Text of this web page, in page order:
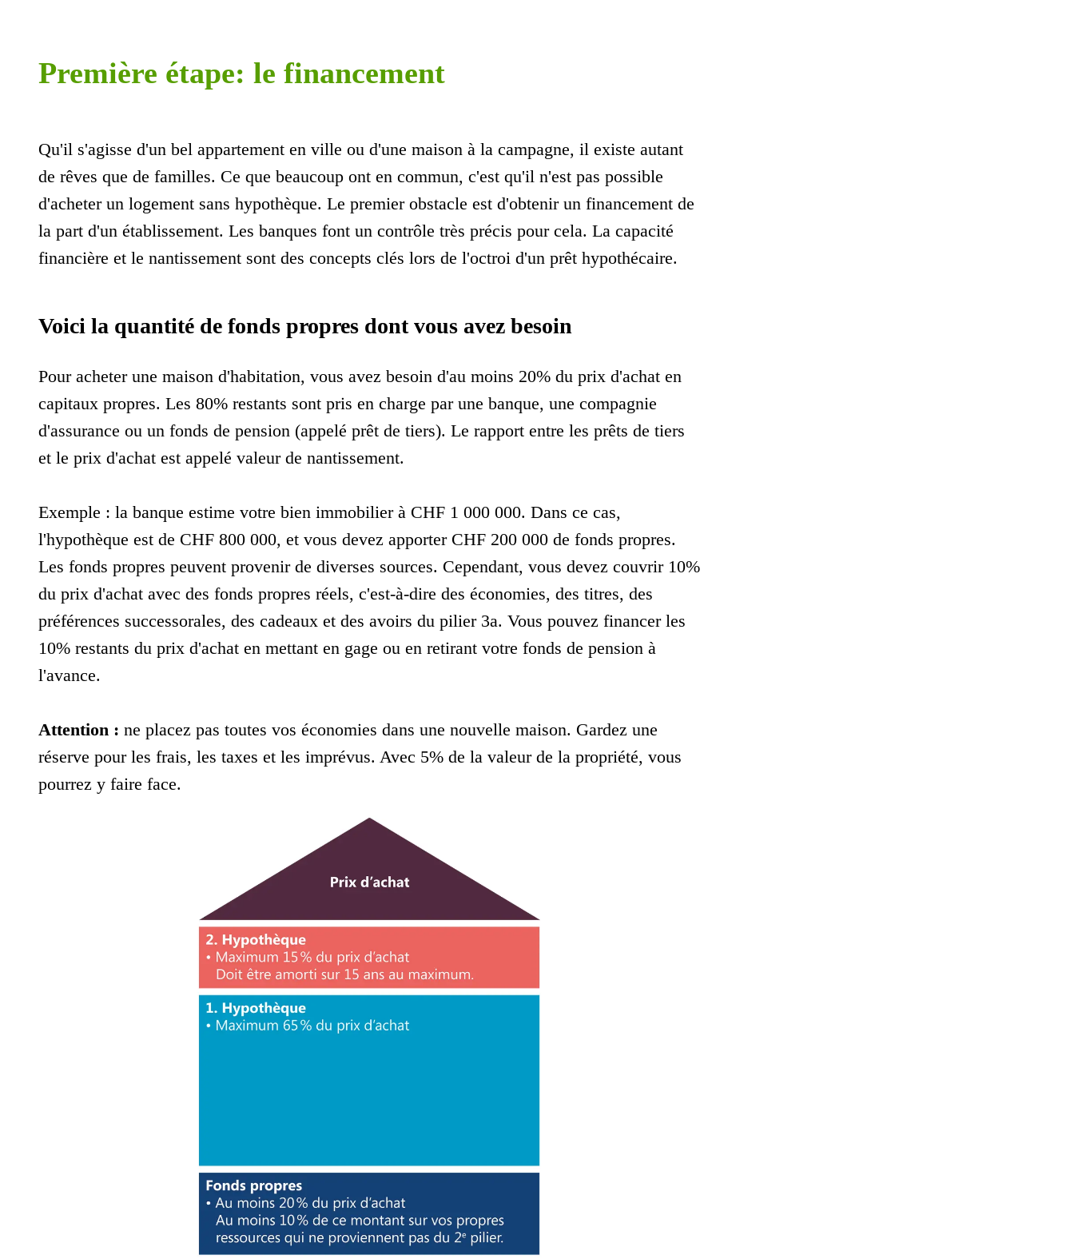
Première étape: le financement
Qu'il s'agisse d'un bel appartement en ville ou d'une maison à la campagne, il existe autant
de rêves que de familles. Ce que beaucoup ont en commun, c'est qu'il n'est pas possible
d'acheter un logement sans hypothèque. Le premier obstacle est d'obtenir un financement de
la part d'un établissement. Les banques font un contrôle très précis pour cela. La capacité
financière et le nantissement sont des concepts clés lors de l'octroi d'un prêt hypothécaire.
Voici la quantité de fonds propres dont vous avez besoin
Pour acheter une maison d'habitation, vous avez besoin d'au moins 20% du prix d'achat en
capitaux propres. Les 80% restants sont pris en charge par une banque, une compagnie
d'assurance ou un fonds de pension (appelé prêt de tiers). Le rapport entre les prêts de tiers
et le prix d'achat est appelé valeur de nantissement.
Exemple : la banque estime votre bien immobilier à CHF 1 000 000. Dans ce cas,
l'hypothèque est de CHF 800 000, et vous devez apporter CHF 200 000 de fonds propres.
Les fonds propres peuvent provenir de diverses sources. Cependant, vous devez couvrir 10%
du prix d'achat avec des fonds propres réels, c'est-à-dire des économies, des titres, des
préférences successorales, des cadeaux et des avoirs du pilier 3a. Vous pouvez financer les
10% restants du prix d'achat en mettant en gage ou en retirant votre fonds de pension à
l'avance.
Attention : ne placez pas toutes vos économies dans une nouvelle maison. Gardez une
réserve pour les frais, les taxes et les imprévus. Avec 5% de la valeur de la propriété, vous
pourrez y faire face.